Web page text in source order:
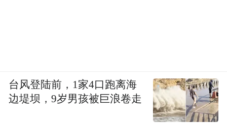
台风登陆前，1家4口跑离海
边堤坝，9岁男孩被巨浪卷走